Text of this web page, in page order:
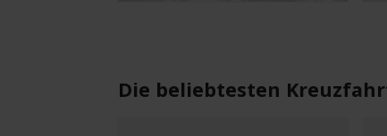
Die beliebtesten